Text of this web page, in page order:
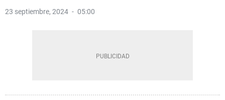
23 septiembre, 2024 05:00